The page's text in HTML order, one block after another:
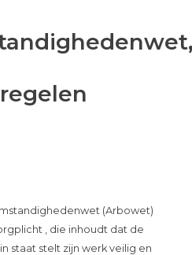
(Arbowet)
, die inhoudt dat de
staat stelt zijn werk veilig en